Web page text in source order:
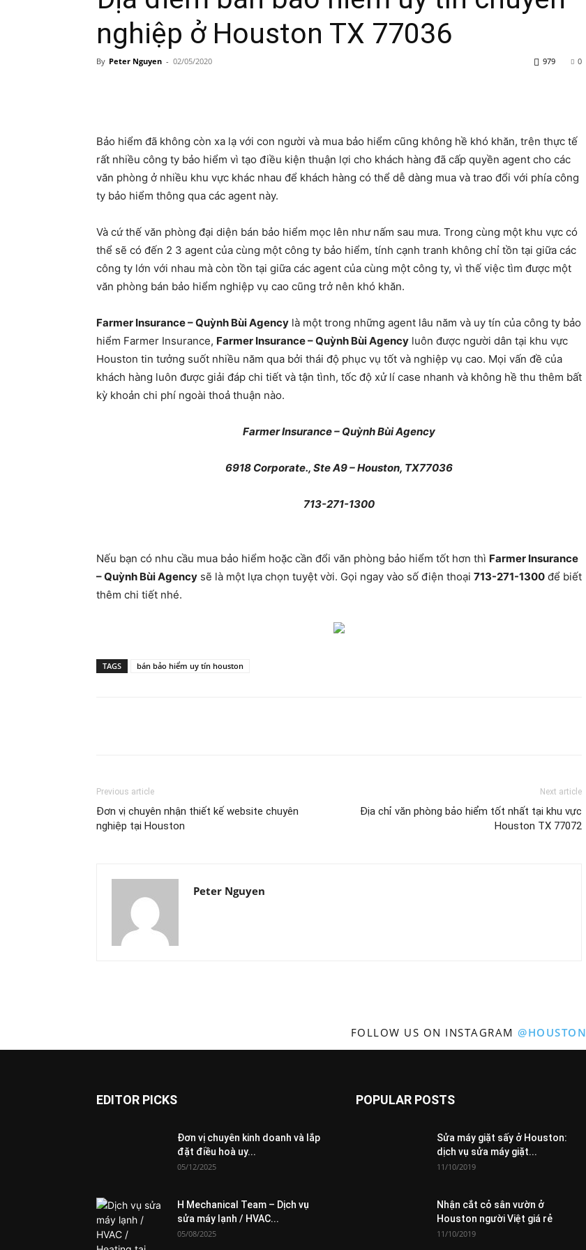
vặt
Người
Việt
dịch
nghiệp ở Houston TX 77036
By Peter Nguyen - 02/05/2020 0
979
Bảo hiểm đã không còn xa lạ với con người và mua bảo hiểm cũng không hề khó khăn, trên thực tế
rất nhiều công ty bảo hiểm vì tạo điều kiện thuận lợi cho khách hàng đã cấp quyền agent cho các
văn phòng ở nhiều khu vực khác nhau để khách hàng có thể dễ dàng mua và trao đổi với phía công
ty bảo hiểm thông qua các agent này.
Và cứ thế văn phòng đại diện bán bảo hiểm mọc lên như nấm sau mưa. Trong cùng một khu vực có
thể sẽ có đến 2 3 agent của cùng một công ty bảo hiểm, tính cạnh tranh không chỉ tồn tại giữa các
công ty lớn với nhau mà còn tồn tại giữa các agent của cùng một công ty, vì thế việc tìm được một
văn phòng bán bảo hiểm nghiệp vụ cao cũng trở nên khó khăn.
Farmer Insurance – Quỳnh Bùi Agency là một trong những agent lâu năm và uy tín của công ty bảo
hiểm Farmer Insurance, Farmer Insurance – Quỳnh Bùi Agency luôn được người dân tại khu vực
Houston tin tưởng suốt nhiều năm qua bởi thái độ phục vụ tốt và nghiệp vụ cao. Mọi vấn đề của
khách hàng luôn được giải đáp chi tiết và tận tình, tốc độ xử lí case nhanh và không hề thu thêm bất
kỳ khoản chi phí ngoài thoả thuận nào.
Farmer Insurance – Quỳnh Bùi Agency
6918 Corporate., Ste A9 – Houston, TX77036
713-271-1300
Nếu bạn có nhu cầu mua bảo hiểm hoặc cần đổi văn phòng bảo hiểm tốt hơn thì Farmer Insurance
– Quỳnh Bùi Agency sẽ là một lựa chọn tuyệt vời. Gọi ngay vào số điện thoại 713-271-1300 để biết
thêm chi tiết nhé.
TAGS bán bảo hiểm uy tín houston
Previous article
Đơn vị chuyên nhận thiết kế website chuyên
nghiệp tại Houston
Next article
Địa chỉ văn phòng bảo hiểm tốt nhất tại khu vực
Houston TX 77072
Peter Nguyen
FOLLOW US ON INSTAGRAM@HOUSTON
EDITOR PICKS
Đơn vị chuyên kinh doanh và lắp
đặt điều hoà uy...
05/12/2025
H Mechanical Team – Dịch vụ
sửa máy lạnh / HVAC...
05/08/2025
POPULAR POSTS
Sửa máy giặt sấy ở Houston:
dịch vụ sửa máy giặt...
11/10/2019
Nhận cắt cỏ sân vườn ở
Houston người Việt giá rẻ
11/10/2019